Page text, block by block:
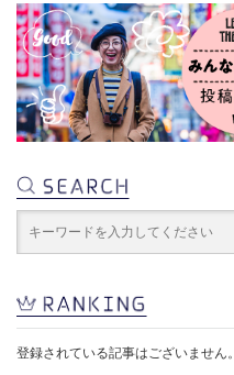
登録されている記事はございません。